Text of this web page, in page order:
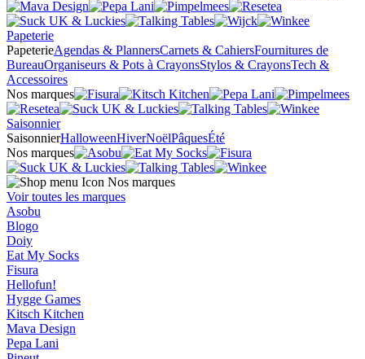
Papeterie
PapeterieAgendas & PlannersCarnets & CahiersFournitures de
BureauOrganiseurs & Pots à CrayonsStylos & CrayonsTech &
Accessoires
Nos marques
Saisonnier
SaisonnierHalloweenHiverNoëlPâquesÉté
Nos marques
Nos marques
Voir toutes les marques
Asobu
Blogo
Doiy
Eat My Socks
Fisura
Hellofun!
Hygge Games
Kitsch Kitchen
Mava Design
Pepa Lani